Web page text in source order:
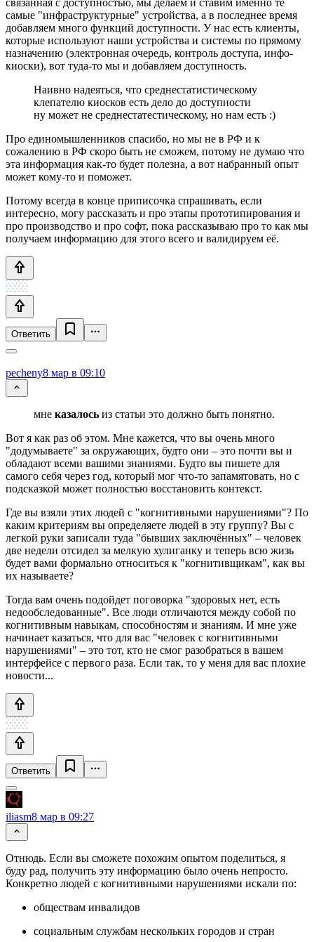
самые "инфраструктурные" устройства, а в последнее время
добавляем много функций доступности. У нас есть клиенты,
которые используют наши устройства и системы по прямому
назначению (электронная очередь, контроль доступа, инфо-
киоски), вот туда-то мы и добавляем доступность.
Наивно надеяться, что среднестатистическому
клепателю киосков есть дело до доступности
ну может не среднестатестическому, но нам есть :)
Про единомышленников спасибо, но мы не в РФ и к
сожалению в РФ скоро быть не сможем, потому не думаю что
эта информация как-то будет полезна, а вот набранный опыт
может кому-то и поможет.
Потому всегда в конце приписочка спрашивать, если
интересно, могу рассказать и про этапы прототипирования и
про производство и про софт, пока рассказываю про то как мы
получаем информацию для этого всего и валидируем её.
Ответить
pecheny8 мар в 09:10
мне казалось из статьи это должно быть понятно.
Вот я как раз об этом. Мне кажется, что вы очень много
"додумываете" за окружающих, будто они – это почти вы и
обладают всеми вашими знаниями. Будто вы пишете для
самого себя через год, который мог что-то запамятовать, но с
подсказкой может полностью восстановить контекст.
Где вы взяли этих людей с "когнитивными нарушениями"? По
каким критериям вы определяете людей в эту группу? Вы с
легкой руки записали туда "бывших заключённых" – человек
две недели отсидел за мелкую хулиганку и теперь всю жизь
будет вами формально относиться к "когнитивщикам", как вы
их называете?
Тогда вам очень подойдет поговорка "здоровых нет, есть
недообследованные". Все люди отличаются между собой по
когнитивным навыкам, способностям и знаниям. И мне уже
начинает казаться, что для вас "человек с когнитивными
нарушениями" – это тот, кто не смог разобраться в вашем
интерфейсе с первого раза. Если так, то у меня для вас плохие
новости...
Ответить
iliasm8 мар в 09:27
Отнюдь. Если вы сможете похожим опытом поделиться, я
буду рад, получить эту информацию было очень непросто.
Конкретно людей с когнитивными нарушениями искали по:
обществам инвалидов
социальным службам нескольких городов и стран